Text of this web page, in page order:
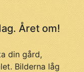
Året om!
din gård,
Bilderna låg